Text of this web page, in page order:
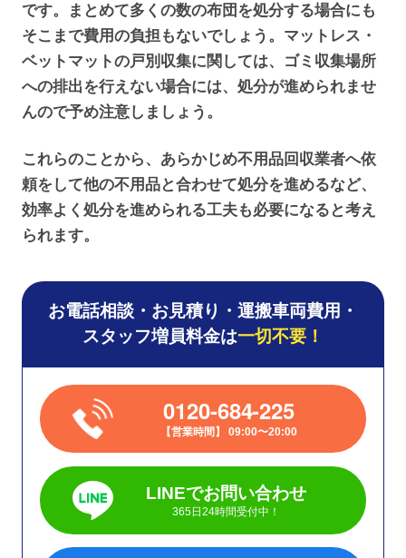
です。まとめて多くの数の布団を処分する場合にも
そこまで費用の負担もないでしょう。マットレス・
ベットマットの戸別収集に関しては、ゴミ収集場所
への排出を行えない場合には、処分が進められませ
んので予め注意しましょう。
これらのことから、あらかじめ不用品回収業者へ依
頼をして他の不用品と合わせて処分を進めるなど、
効率よく処分を進められる工夫も必要になると考え
られます。
お電話相談・お見積り・運搬車両費用・
スタッフ増員料金は一切不要！
0120-684-225
営業時間 09:00〜20:00
LINEでお問い合わせ
365日24時間受付中！